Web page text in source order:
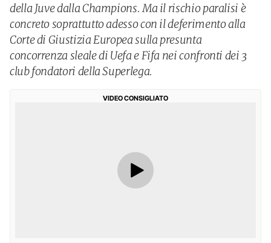
della Juve dalla Champions. Ma il rischio paralisi è
concreto soprattutto adesso con il deferimento alla
Corte di Giustizia Europea sulla presunta
concorrenza sleale di Uefa e Fifa nei confronti dei 3
club fondatori della Superlega.
VIDEO CONSIGLIATO